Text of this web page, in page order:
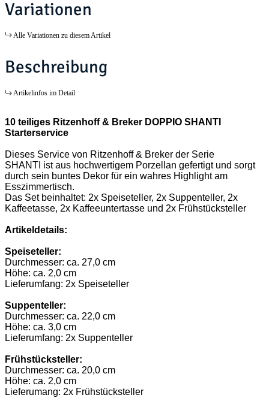
Variationen
Alle Variationen zu diesem Artikel
Beschreibung
Artikelinfos im Detail
10 teiliges Ritzenhoff & Breker DOPPIO SHANTI
Starterservice
Dieses Service von Ritzenhoff & Breker der Serie
SHANTI ist aus hochwertigem Porzellan gefertigt und sorgt
durch sein buntes Dekor für ein wahres Highlight am
Esszimmertisch.
Das Set beinhaltet: 2x Speiseteller, 2x Suppenteller, 2x
Kaffeetasse, 2x Kaffeeuntertasse und 2x Frühstücksteller
Artikeldetails:
Speiseteller:
Durchmesser: ca. 27,0 cm
Höhe: ca. 2,0 cm
Lieferumfang: 2x Speiseteller
Suppenteller:
Durchmesser: ca. 22,0 cm
Höhe: ca. 3,0 cm
Lieferumfang: 2x Suppenteller
Frühstücksteller:
Durchmesser: ca. 20,0 cm
Höhe: ca. 2,0 cm
Lieferumang: 2x Frühstücksteller